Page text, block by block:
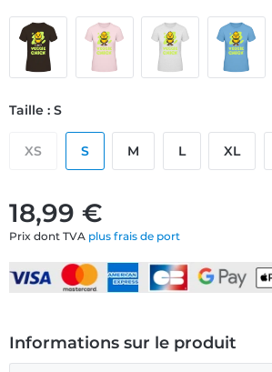
18,99 €
Prix dont TVA plus frais de port
Taille : S
XS S M L XL
Informations sur le produit